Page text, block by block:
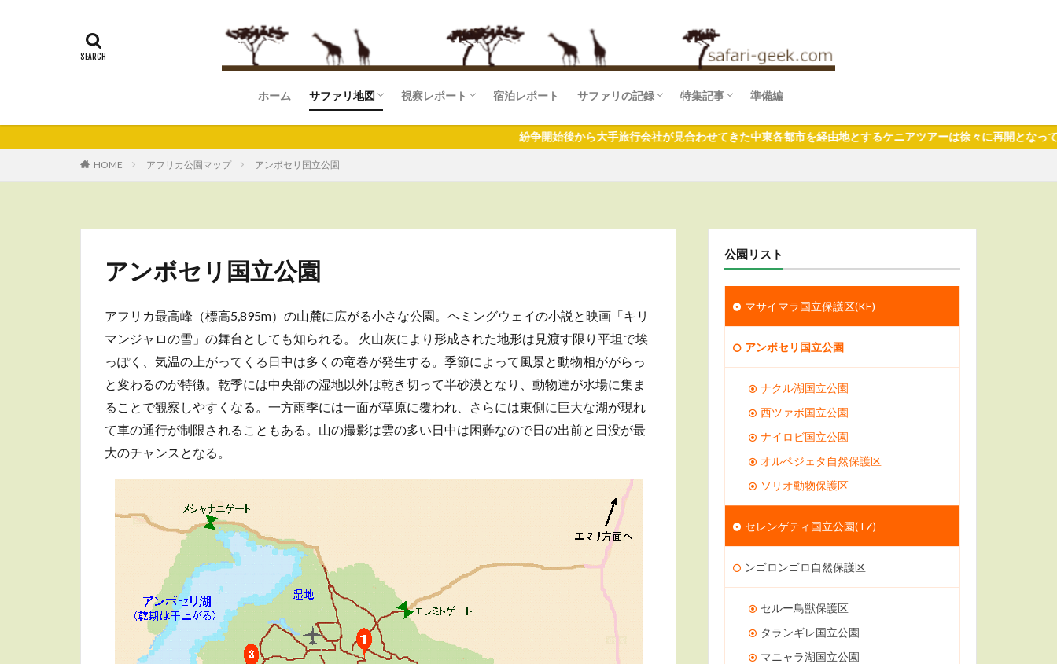
ホーム サファリ地図
マサイマラ国立保護区(KE)
アンボセリ国立公園
ナクル湖国立公園
セレンゲティ国立公園(TZ)
ンゴロンゴロ自然保護区
マニャラ湖国立公園
タランギレ国立公園
視察レポート
ケニア
タンザニア
ザンジバル
東アフリカ
南部アフリカ
宿泊レポート サファリの記録
サファリログ一覧
特集記事
サファリめし
サファリ婚
サファリみやげ
準備編
紛争開始後から大手旅行会社が見合わせてきた中東各都市を経由地とするケニアツアーは徐々に再開となっています
HOME アフリカ公園マップ アンボセリ国立公園
アンボセリ国立公園
アフリカ最高峰（標高5,895m）の山麓に広がる小さな公園。ヘミングウェイの小説と映画「キリ
マンジャロの雪」の舞台としても知られる。 火山灰により形成された地形は見渡す限り平坦で埃
っぽく、気温の上がってくる日中は多くの竜巻が発生する。季節によって風景と動物相ががらっ
と変わるのが特徴。乾季には中央部の湿地以外は乾き切って半砂漠となり、動物達が水場に集ま
ることで観察しやすくなる。一方雨季には一面が草原に覆われ、さらには東側に巨大な湖が現れ
て車の通行が制限されることもある。山の撮影は雲の多い日中は困難なので日の出前と日没が最
大のチャンスとなる。
公園リスト
マサイマラ国立保護区(KE)
アンボセリ国立公園
ナクル湖国立公園
西ツァボ国立公園
ナイロビ国立公園
オルペジェタ自然保護区
ソリオ動物保護区
セレンゲティ国立公園(TZ)
ンゴロンゴロ自然保護区
セルー鳥獣保護区
タランギレ国立公園
マニャラ湖国立公園